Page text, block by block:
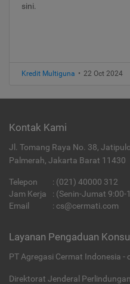
sini.
Kredit Multiguna • 22 Oct 2024
Kontak Kami
Jl. Tomang Raya No. 38, Jatipulo
Palmerah, Jakarta Barat 11430
Telepon : (021) 40000 312
Jam Kerja
: (Senin-Jumat 9:00-
Email
: cs@cermati.com
Layanan Pengaduan
PT Agregasi Cermat Indonesia -
Direktorat Jenderal Perlindungan